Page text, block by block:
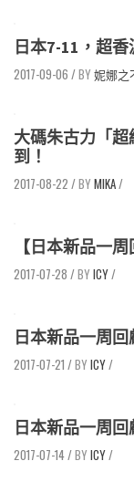
日本7-11，超
2017-09-06 / 妮娜之
大碼朱古力「
到！
2017-08-22 / MIKA/
【日本新品一
2017-07-28 / ICY/
日本新品一周
2017-07-21 / ICY/
日本新品一周
2017-07-14/ ICY/